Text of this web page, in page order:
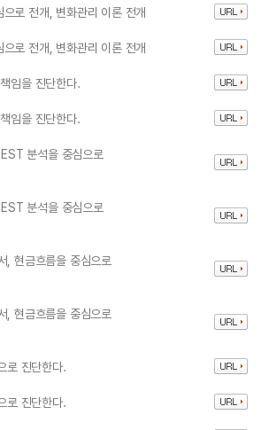
로 전개, 변화관리 이론 전개
로 전개, 변화관리 이론 전개
임을 진단한다.
임을 진단한다.
분석을 중심으로
분석을 중심으로
, 현금흐름을 중심으로
, 현금흐름을 중심으로
로 진단한다.
로 진단한다.